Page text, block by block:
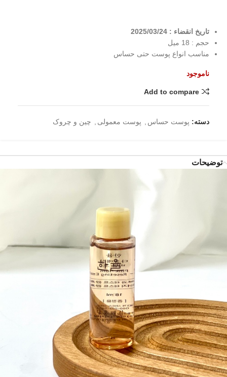
تاریخ انقضاء : 2025/03/24
حجم : 18 میل
مناسب انواع پوست حتی حساس
ناموجود
Add to compare
دسته: پوست حساس پوست معمولی چین و چروک
توضیحات